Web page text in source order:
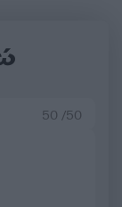
50 /50